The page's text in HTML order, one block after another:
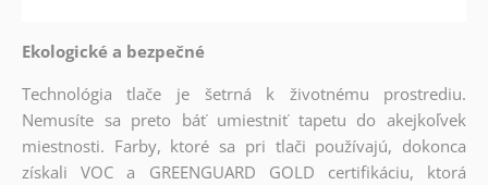
Ekologické a bezpečné
Technológia tlače je šetrná k životnému prostrediu.
Nemusíte sa preto báť umiestniť tapetu do akejkoľvek
miestnosti. Farby, ktoré sa pri tlači používajú, dokonca
získali VOC a GREENGUARD GOLD certifikáciu, ktorá